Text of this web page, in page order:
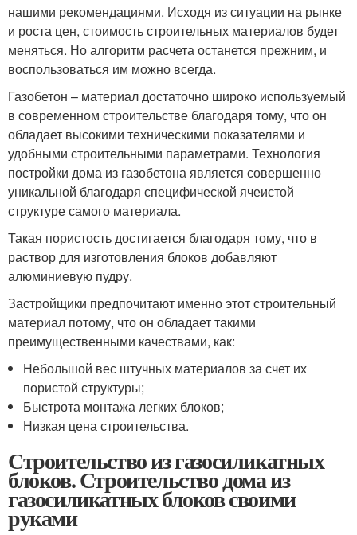
нашими рекомендациями. Исходя из ситуации на рынке
и роста цен, стоимость строительных материалов будет
меняться. Но алгоритм расчета останется прежним, и
воспользоваться им можно всегда.
Газобетон – материал достаточно широко используемый
в современном строительстве благодаря тому, что он
обладает высокими техническими показателями и
удобными строительными параметрами. Технология
постройки дома из газобетона является совершенно
уникальной благодаря специфической ячеистой
структуре самого материала.
Такая пористость достигается благодаря тому, что в
раствор для изготовления блоков добавляют
алюминиевую пудру.
Застройщики предпочитают именно этот строительный
материал потому, что он обладает такими
преимущественными качествами, как:
Небольшой вес штучных материалов за счет их
пористой структуры;
Быстрота монтажа легких блоков;
Низкая цена строительства.
Строительство из газосиликатных
блоков. Строительство дома из
газосиликатных блоков своими
руками